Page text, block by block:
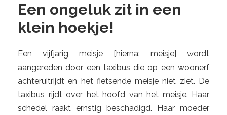
Een ongeluk zit in een
klein hoekje!
Een vijfjarig meisje [hierna: meisje] wordt
aangereden door een taxibus die op een woonerf
achteruitrijdt en het fietsende meisje niet ziet. De
taxibus rijdt over het hoofd van het meisje. Haar
schedel raakt ernstig beschadigd. Haar moeder